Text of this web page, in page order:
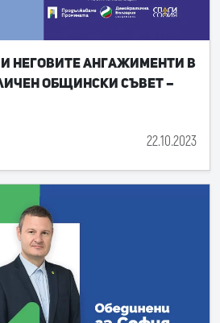
неговите ангажименти в
общински съвет –
22.10.2023